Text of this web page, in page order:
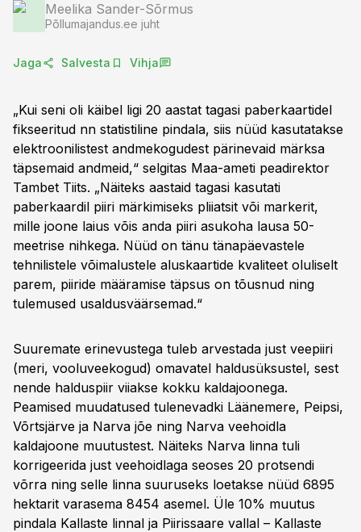
Meelika Sander-Sõrmus
Põllumajandus.ee juht
Jaga Salvesta Vihja
„Kui seni oli käibel ligi 20 aastat tagasi paberkaartidel
fikseeritud nn statistiline pindala, siis nüüd kasutatakse
elektroonilistest andmekogudest pärinevaid märksa
täpsemaid andmeid,“ selgitas Maa-ameti peadirektor
Tambet Tiits. „Näiteks aastaid tagasi kasutati
paberkaardil piiri märkimiseks pliiatsit või markerit,
mille joone laius võis anda piiri asukoha lausa 50-
meetrise nihkega. Nüüd on tänu tänapäevastele
tehnilistele võimalustele aluskaartide kvaliteet oluliselt
parem, piiride määramise täpsus on tõusnud ning
tulemused usaldusväärsemad.“
Suuremate erinevustega tuleb arvestada just veepiiri
(meri, vooluveekogud) omavatel haldusüksustel, sest
nende halduspiir viiakse kokku kaldajoonega.
Peamised muudatused tulenevadki Läänemere, Peipsi,
Võrtsjärve ja Narva jõe ning Narva veehoidla
kaldajoone muutustest. Näiteks Narva linna tuli
korrigeerida just veehoidlaga seoses 20 protsendi
võrra ning selle linna suuruseks loetakse nüüd 6895
hektarit varasema 8454 asemel. Üle 10% muutus
pindala Kallaste linnal ja Piirissaare vallal – Kallaste